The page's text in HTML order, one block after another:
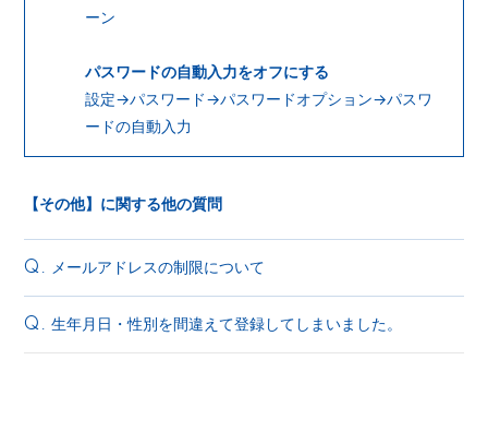
ーン
パスワードの自動入力をオフにする
設定→パスワード→パスワードオプション→パスワ
ードの自動入力
【その他】に関する他の質問
Q. メールアドレスの制限について
Q. 生年月日・性別を間違えて登録してしまいました。